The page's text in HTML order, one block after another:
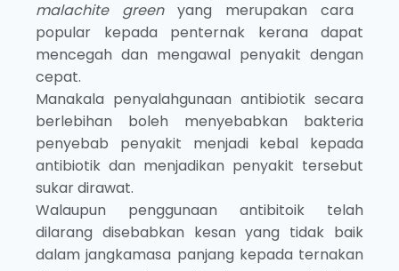
malachite green yang merupakan cara
popular kepada penternak kerana dapat
mencegah dan mengawal penyakit dengan
cepat.
Manakala penyalahgunaan antibiotik secara
berlebihan boleh menyebabkan bakteria
penyebab penyakit menjadi kebal kepada
antibiotik dan menjadikan penyakit tersebut
sukar dirawat.
Walaupun penggunaan antibitoik telah
dilarang disebabkan kesan yang tidak baik
dalam jangkamasa panjang kepada ternakan